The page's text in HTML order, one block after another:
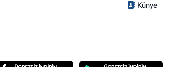
Künye